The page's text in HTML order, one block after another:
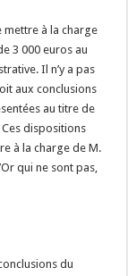
mettre à la charge
3 000 euros au
Il n’y a pas
aux conclusions
au titre de
Ces dispositions
à la charge de M.
qui ne sont pas,
du